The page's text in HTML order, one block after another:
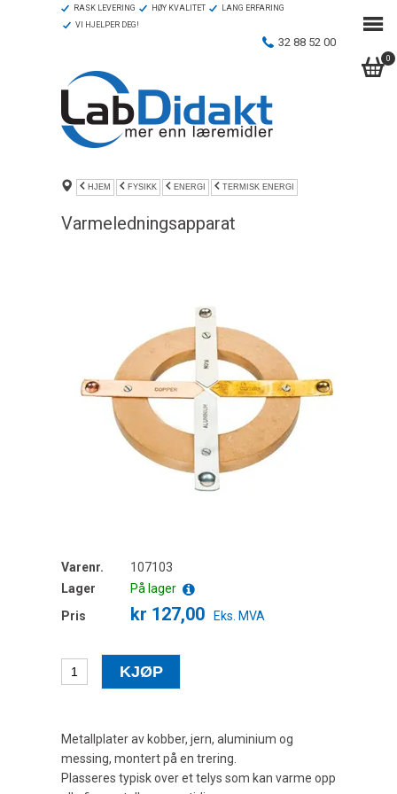
0
RASK LEVERING HØY KVALITET
LANG ERFARING
VI HJELPER DEG!
32 88 52 00
HJEM FYSIKK ENERGI TERMISK ENERGI
Varmeledningsapparat
Varenr.
107103
Lager
På lager
Pris
kr 127,00 Eks. MVA
Metallplater av kobber, jern, aluminium og
messing, montert på en trering.
Plasseres typisk over et telys som kan varme opp